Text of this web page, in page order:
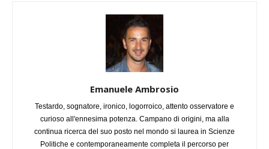
Emanuele Ambrosio
Testardo, sognatore, ironico, logorroico, attento osservatore e
curioso all'ennesima potenza. Campano di origini, ma alla
continua ricerca del suo posto nel mondo si laurea in Scienze
Politiche e contemporaneamente completa il percorso per